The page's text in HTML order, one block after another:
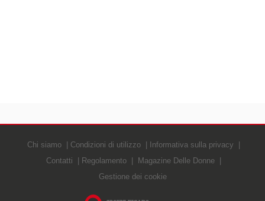
Chi siamo Condizioni di utilizzo
Informativa sulla privacy
Contatti
Regolamento
Magazine Delle Donne
Gestione dei cookie